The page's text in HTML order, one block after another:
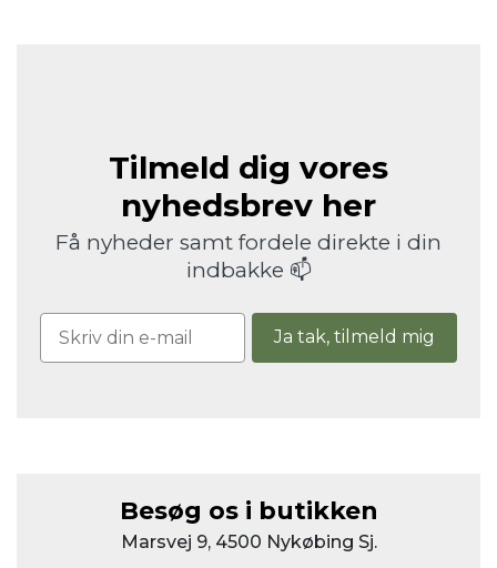
Tilmeld dig vores
nyhedsbrev her
Få nyheder samt fordele direkte i din
indbakke 📫
Ja tak, tilmeld mig
Besøg os i butikken
Marsvej 9, 4500 Nykøbing Sj.